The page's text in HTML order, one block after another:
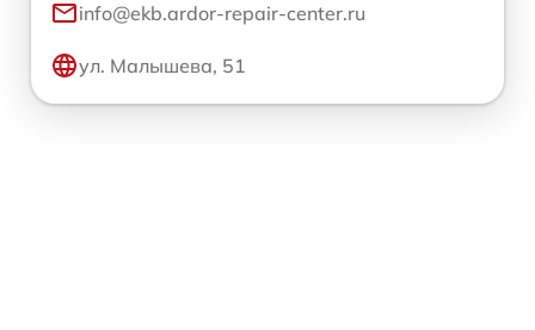
info@ekb.ardor-repair-center.ru
ул. Малышева, 51